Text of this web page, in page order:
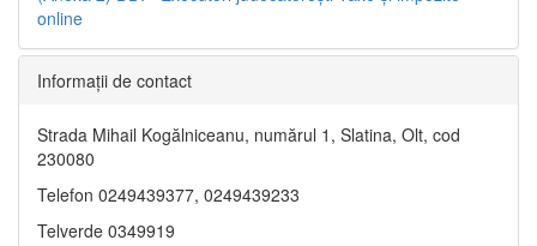
online
Informaţii de contact
Strada Mihail Kogălniceanu, numărul 1, Slatina, Olt, cod
230080
Telefon 0249439377, 0249439233
Telverde 0349919